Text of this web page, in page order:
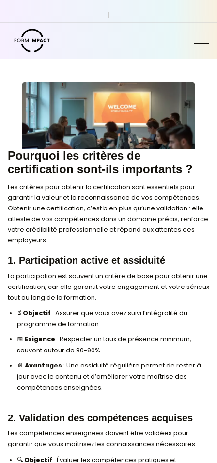
Pourquoi les critères de
certification sont-ils
Les critères pour obtenir la certification sont
garantir la valeur et la reconnaissance de vos
Obtenir une certification, c’est bien plus qu’une
atteste de vos compétences dans un domaine
votre crédibilité professionnelle et répond aux
employeurs.
1. Participation active et assiduité
La participation est souvent un critère de base pour
tout au long de la formation.
⏳Objectif: Assurer que vous avez suivi
📅Exigence: Respecter un taux de présence
souvent autour de 80-90%.
📄Avantages: Une assiduité régulière permet